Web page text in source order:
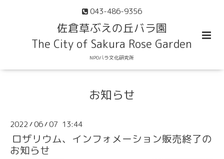
043-486-9356
佐倉草ぶえの丘バラ園
The City of Sakura Rose Garden
NPOバラ文化研究所
お知らせ
2022 /06/07 13:44
ロザリウム、インフォメーション販売終了の
お知らせ